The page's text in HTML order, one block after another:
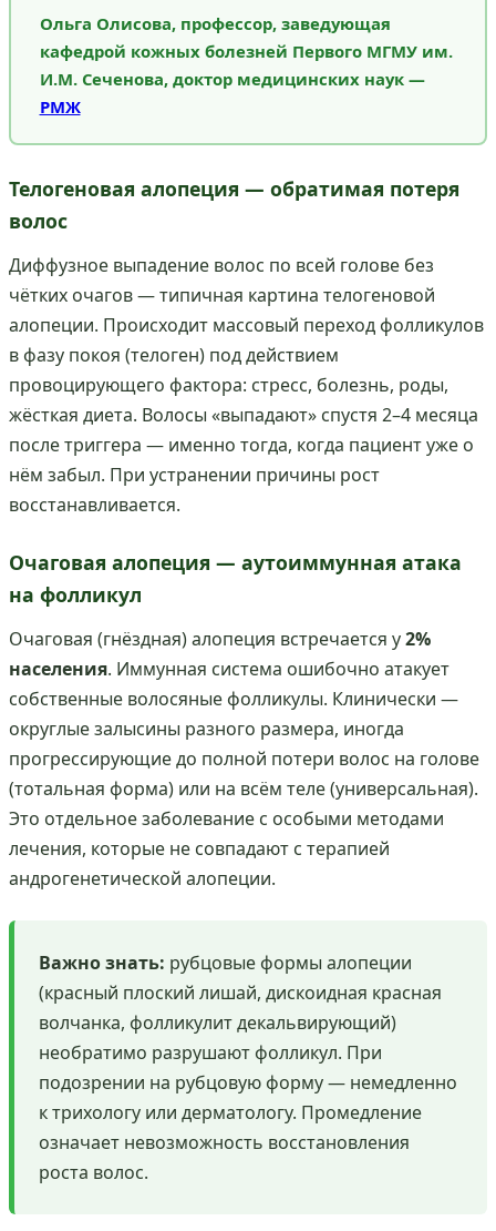
Ольга Олисова, профессор, заведующая
кафедрой кожных болезней Первого МГМУ им.
И.М. Сеченова, доктор медицинских наук —
РМЖ
Телогеновая алопеция — обратимая потеря
волос
Диффузное выпадение волос по всей голове без
чётких очагов — типичная картина телогеновой
алопеции. Происходит массовый переход фолликулов
в фазу покоя (телоген) под действием
провоцирующего фактора: стресс, болезнь, роды,
жёсткая диета. Волосы «выпадают» спустя 2–4 месяца
после триггера — именно тогда, когда пациент уже о
нём забыл. При устранении причины рост
восстанавливается.
Очаговая алопеция — аутоиммунная атака
на фолликул
Очаговая (гнёздная) алопеция встречается у2%
населения. Иммунная система ошибочно атакует
собственные волосяные фолликулы. Клинически —
округлые залысины разного размера, иногда
прогрессирующие до полной потери волос на голове
(тотальная форма) или на всём теле (универсальная).
Это отдельное заболевание с особыми методами
лечения, которые не совпадают с терапией
андрогенетической алопеции.
Важно знать: рубцовые формы алопеции
(красный плоский лишай, дискоидная красная
волчанка, фолликулит декальвирующий)
необратимо разрушают фолликул. При
подозрении на рубцовую форму — немедленно
к трихологу или дерматологу. Промедление
означает невозможность восстановления
роста волос.